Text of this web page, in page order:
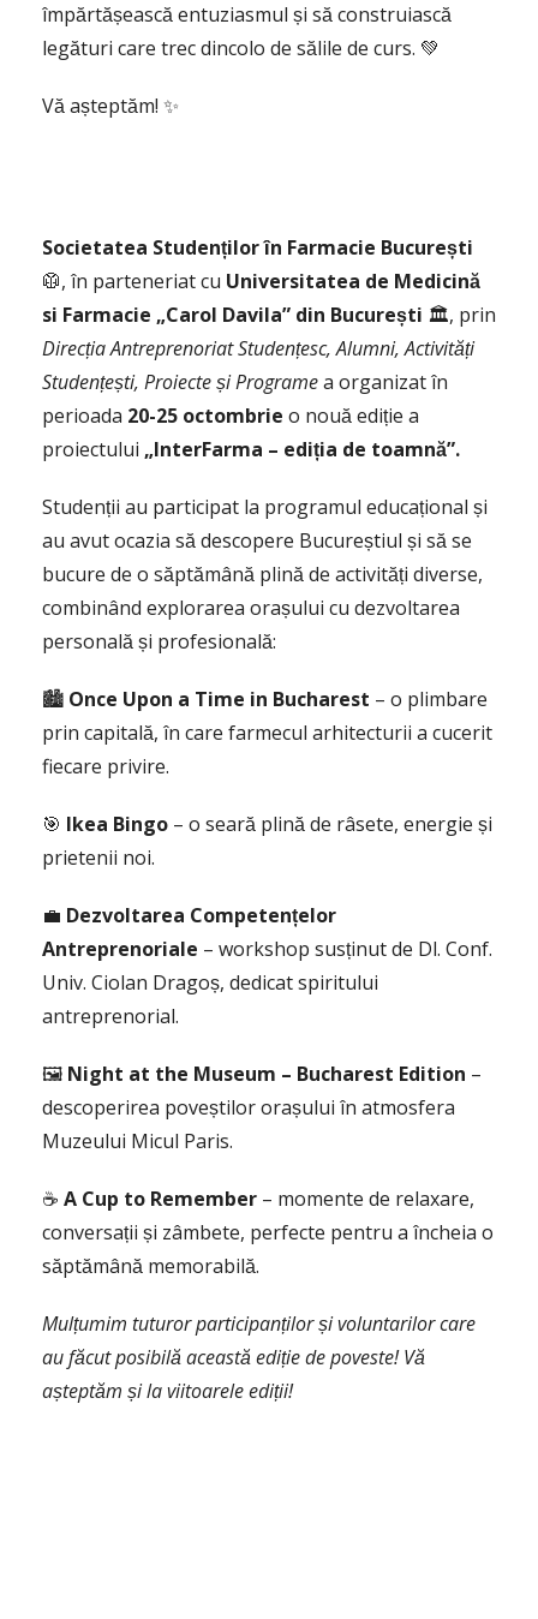
împărtășească entuziasmul și să construiască
legături care trec dincolo de sălile de curs. 💚
Vă așteptăm! ✨
Societatea Studenților în Farmacie București
🥼, în parteneriat cu Universitatea de Medicină
si Farmacie „Carol Davila” din București 🏛️, prin
Direcția Antreprenoriat Studențesc, Alumni, Activități
Studențești, Proiecte și Programea organizat în
perioada 20-25 octombrie o nouă ediție a
proiectului „InterFarma – ediția de toamnă”.
Studenții au participat la programul educațional și
au avut ocazia să descopere Bucureștiul și să se
bucure de o săptămână plină de activități diverse,
combinând explorarea orașului cu dezvoltarea
personală și profesională:
🏙 Once Upon a Time in Bucharest – o plimbare
prin capitală, în care farmecul arhitecturii a cucerit
fiecare privire.
🎯 Ikea Bingo – o seară plină de râsete, energie și
prietenii noi.
💼 Dezvoltarea Competențelor
Antreprenoriale – workshop susținut de Dl. Conf.
Univ. Ciolan Dragoș, dedicat spiritului
antreprenorial.
🖼 Night at the Museum – Bucharest Edition –
descoperirea poveștilor orașului în atmosfera
Muzeului Micul Paris.
☕️ A Cup to Remember – momente de relaxare,
conversații și zâmbete, perfecte pentru a încheia o
săptămână memorabilă.
Mulțumim tuturor participanților și voluntarilor care
au făcut posibilă această ediție de poveste! Vă
așteptăm și la viitoarele ediții!